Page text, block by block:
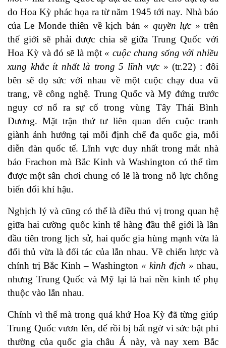
do Hoa Kỳ phác họa ra từ năm 1945 tới nay. Nhà báo
của Le Monde thiên về kịch bản « quyền lực » trên
thế giới sẽ phải được chia sẽ giữa Trung Quốc với
Hoa Kỳ và đó sẽ là một « cuộc chung sống với nhiều
xung khắc ít nhất là trong 5 lĩnh vực » (tr.22) : đôi
bên sẽ đọ sức với nhau về một cuộc chạy đua vũ
trang, về công nghệ. Trung Quốc và Mỹ đứng trước
nguy cơ nổ ra sự cố trong vùng Tây Thái Bình
Dương. Mặt trận thứ tư liên quan đến cuộc tranh
giành ảnh hưởng tại mỗi định chế đa quốc gia, mỗi
diễn đàn quốc tế. Lĩnh vực duy nhất trong mắt nhà
báo Frachon mà Bắc Kinh và Washington có thể tìm
được một sân chơi chung có lẽ là trong nỗ lực chống
biến đổi khí hậu.
Nghịch lý và cũng có thể là điều thú vị trong quan hệ
giữa hai cường quốc kinh tế hàng đầu thế giới là lần
đầu tiên trong lịch sử, hai quốc gia hùng mạnh vừa là
đối thủ vừa là đối tác của lẫn nhau. Về chiến lược và
chính trị Bắc Kinh – Washington « kình địch » nhau,
nhưng Trung Quốc và Mỹ lại là hai nền kinh tế phụ
thuộc vào lẫn nhau.
Chính vì thế mà trong quá khứ Hoa Kỳ đã từng giúp
Trung Quốc vươn lên, để rồi bị bất ngờ vì sức bật phi
thường của quốc gia châu Á này, và nay xem Bắc